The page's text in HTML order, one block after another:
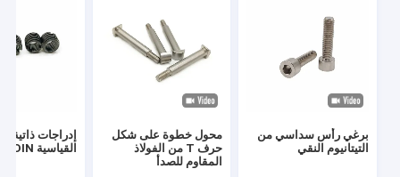
برغي رأس سداسي من
التيتانيوم النقي
محول خطوة على شكل
حرف T من الفولاذ
المقاوم للصدأ
إدراجات ذاتية
القياسية DIN